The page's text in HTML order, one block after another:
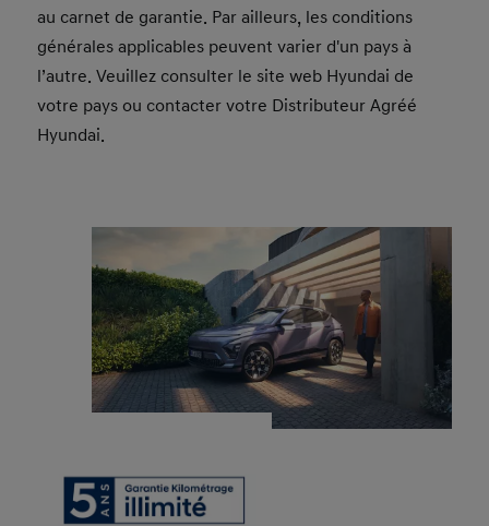
au carnet de garantie. Par ailleurs, les conditions
générales applicables peuvent varier d'un pays à
l’autre. Veuillez consulter le site web Hyundai de
votre pays ou contacter votre Distributeur Agréé
Hyundai.